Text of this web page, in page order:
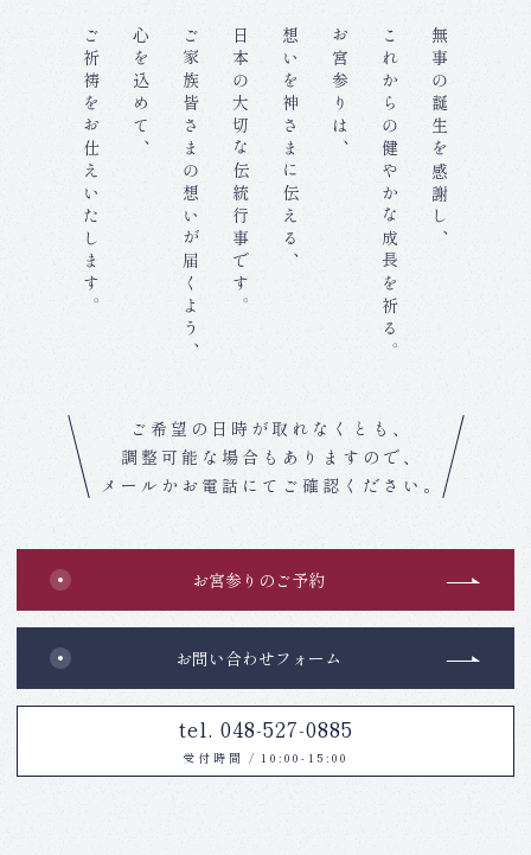
無事の誕生を感謝し、
これからの健やかな成長を祈る。
お宮参りは、
想いを神さまに伝える、
日本の大切な伝統行事です。
ご家族皆さまの想いが届くよう、
心を込めて、
ご祈祷をお仕えいたします。
ご希望の日時が取れなくとも、
調整可能な場合もありますので、
メールかお電話にてご確認ください。
お宮参りのご予約
お問い合わせフォーム
tel. 048-527-0885
受付時間 / 10:00-15:00